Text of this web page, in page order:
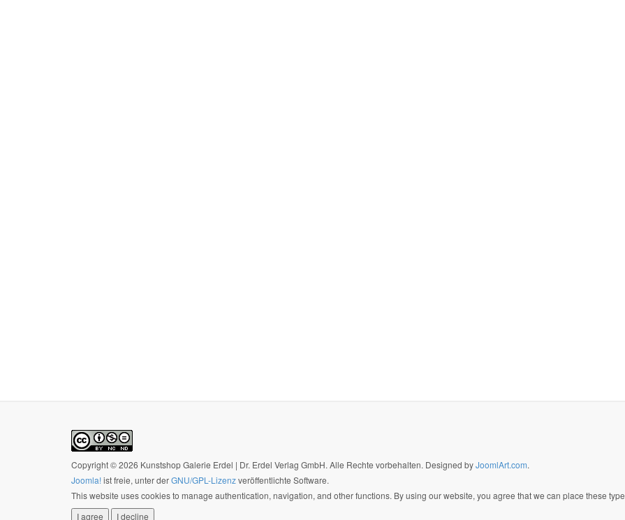
Copyright © 2026 Kunstshop Galerie Erdel | Dr. Erdel Verlag GmbH. Alle Rechte vorbehalten. Designed byJoomlArt.com.
Joomla!ist freie, unter derGNU/GPL-Lizenzveröffentlichte Software.
This website uses cookies to manage authentication, navigation, and other functions. By using our website, you agree that we can place these
I agree
I decline